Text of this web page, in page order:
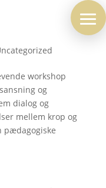
workshop
og
dialog og
mellem krop og
pædagogiske